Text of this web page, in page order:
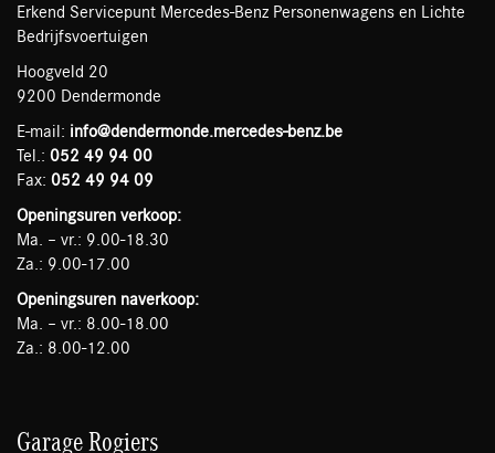
Erkend Servicepunt Mercedes-Benz Personenwagens en Lichte
Bedrijfsvoertuigen
Hoogveld 20
9200 Dendermonde
E-mail: info@dendermonde.mercedes-benz.be
Tel.: 052 49 94 00
Fax: 052 49 94 09
Openingsuren verkoop:
Ma. – vr.: 9.00-18.30
Za.: 9.00-17.00
Openingsuren naverkoop:
Ma. – vr.: 8.00-18.00
Za.: 8.00-12.00
Garage Rogiers